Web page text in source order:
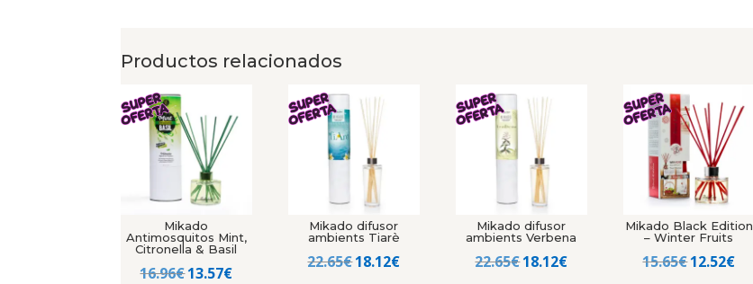
Productos relacionados
Mikado
Antimosquitos Mint,
Citronella & Basil
16.96€El
13.57€El
Mikado difusor
ambients Tiarè
22.65€El
18.12€El
Mikado difusor
ambients Verbena
22.65€El
18.12€El
Mikado Black Edition
– Winter Fruits
15.65€El
12.52€El